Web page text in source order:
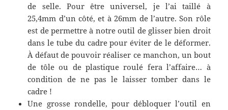
de selle. Pour être universel, je l’ai taillé à
25,4mm d’un côté, et à 26mm de l’autre. Son rôle
est de permettre à notre outil de glisser bien droit
dans le tube du cadre pour éviter de le déformer.
À défaut de pouvoir réaliser ce manchon, un bout
de tôle ou de plastique roulé fera l’affaire… à
condition de ne pas le laisser tomber dans le
cadre !
Une grosse rondelle, pour débloquer l’outil en